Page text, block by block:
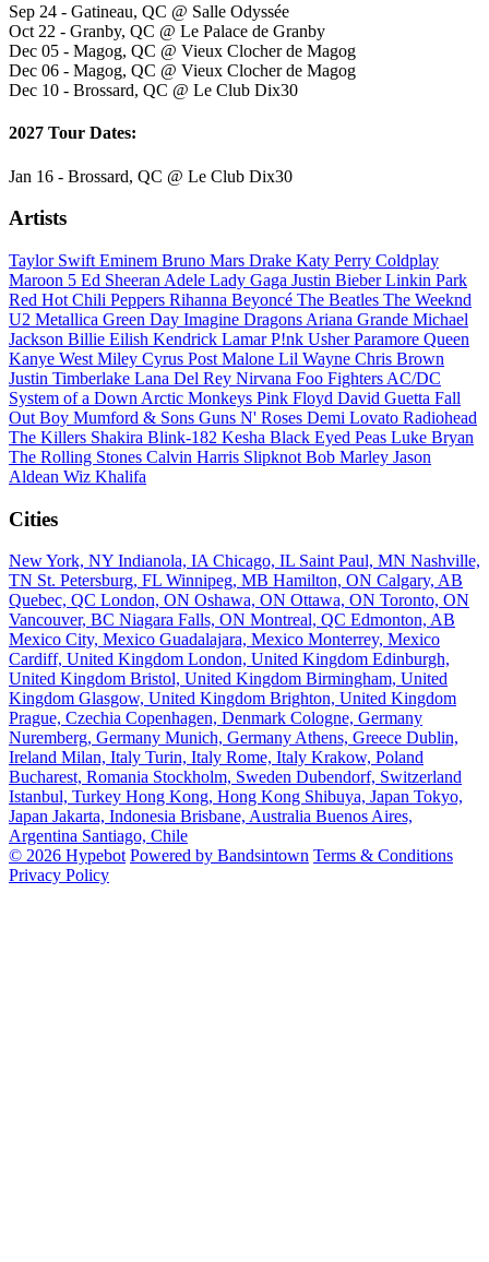
Sep 24 - Gatineau, QC @ Salle Odyssée
Oct 22 - Granby, QC @ Le Palace de Granby
Dec 05 - Magog, QC @ Vieux Clocher de Magog
Dec 06 - Magog, QC @ Vieux Clocher de Magog
Dec 10 - Brossard, QC @ Le Club Dix30
2027 Tour Dates:
Jan 16 - Brossard, QC @ Le Club Dix30
Artists
Taylor Swift Eminem Bruno Mars Drake Katy Perry Coldplay
Maroon 5 Ed Sheeran Adele Lady Gaga Justin BieberLinkin Park
Red Hot Chili Peppers Rihanna Beyoncé The Beatles The Weeknd
U2 Metallica Green Day Imagine Dragons Ariana Grande Michael
Jackson Billie Eilish Kendrick LamarP!nk UsherParamore Queen
Kanye West Miley Cyrus Post Malone Lil Wayne Chris Brown
Justin Timberlake Lana Del Rey Nirvana Foo Fighters AC/DC
System of a Down Arctic Monkeys Pink Floyd David Guetta Fall
Out Boy Mumford & Sons Guns N' Roses Demi Lovato Radiohead
The Killers Shakira Blink-182 Kesha Black Eyed Peas Luke Bryan
The Rolling Stones Calvin Harris Slipknot Bob Marley Jason
Aldean Wiz Khalifa
Cities
New York, NY Indianola, IA Chicago, IL Saint Paul, MN Nashville,
TN St. Petersburg, FL Winnipeg, MB Hamilton, ON Calgary, AB
Quebec, QC London, ON Oshawa, ON Ottawa, ON Toronto, ON
Vancouver, BC Niagara Falls, ON Montreal, QC Edmonton, AB
Mexico City, Mexico Guadalajara, Mexico Monterrey, Mexico
Cardiff, United Kingdom London, United Kingdom Edinburgh,
United Kingdom Bristol, United Kingdom Birmingham, United
Kingdom Glasgow, United Kingdom Brighton, United Kingdom
Prague, Czechia Copenhagen, Denmark Cologne, Germany
Nuremberg, Germany Munich, Germany Athens, Greece Dublin,
Ireland Milan, Italy Turin, Italy Rome, Italy Krakow, Poland
Bucharest, Romania Stockholm, Sweden Dubendorf, Switzerland
Istanbul, Turkey Hong Kong, Hong Kong Shibuya, Japan Tokyo,
Japan Jakarta, Indonesia Brisbane, Australia Buenos Aires,
Argentina Santiago, Chile
© 2026 Hypebot Powered by Bandsintown Terms & Conditions
Privacy Policy